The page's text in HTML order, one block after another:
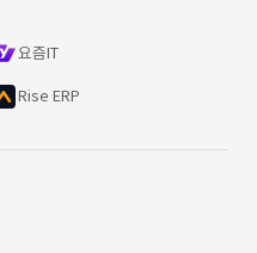
요즘IT
Rise ERP